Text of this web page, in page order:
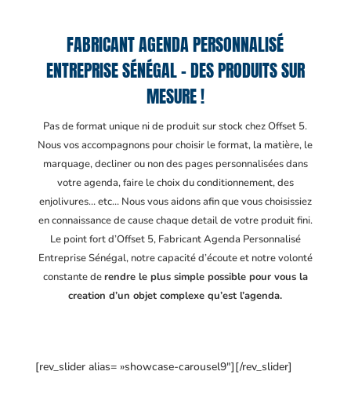
FABRICANT AGENDA PERSONNALISÉ
ENTREPRISE SÉNÉGAL – DES PRODUITS SUR
MESURE !
Pas de format unique ni de produit sur stock chez Offset 5.
Nous vos accompagnons pour choisir le format, la matière, le
marquage, decliner ou non des pages personnalisées dans
votre agenda, faire le choix du conditionnement, des
enjolivures… etc… Nous vous aidons afin que vous choisissiez
en connaissance de cause chaque detail de votre produit fini.
Le point fort d’Offset 5, Fabricant Agenda Personnalisé
Entreprise Sénégal, notre capacité d’écoute et notre volonté
constante derendre le plus simple possible pour vous la
creation d’un objet complexe qu’est l’agenda.
[rev_slider alias= »showcase-carousel9″][/rev_slider]